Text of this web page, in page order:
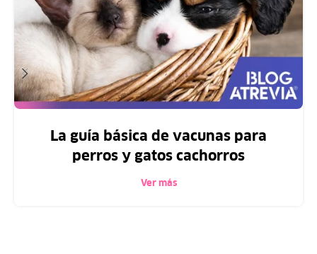
La guía básica de vacunas para
perros y gatos cachorros
Ver más